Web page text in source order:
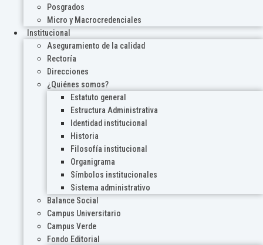
Posgrados
Micro y Macrocredenciales
Institucional
Aseguramiento de la calidad
Rectoría
Direcciones
¿Quiénes somos?
Estatuto general
Estructura Administrativa
Identidad institucional
Historia
Filosofía institucional
Organigrama
Símbolos institucionales
Sistema administrativo
Balance Social
Campus Universitario
Campus Verde
Fondo Editorial